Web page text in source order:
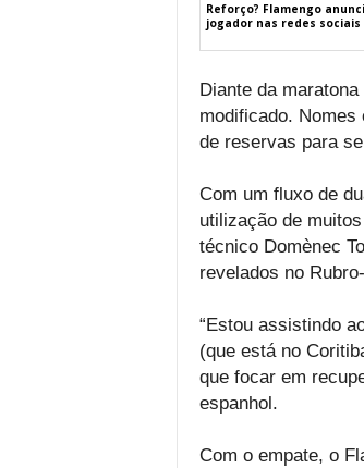
Reforço? Flamengo
jogador nas redes sociais
Diante da
modificado. Nomes
de reservas para
Com um fluxo de
utilização de
técnico Domènec
revelados no
“Estou assistindo
(que está no
que focar em
espanhol.
Com o empate, o